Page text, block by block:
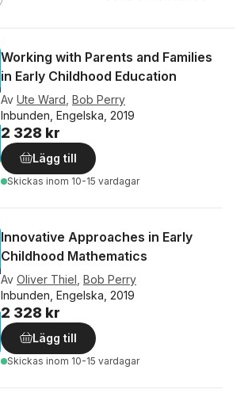
Working with Parents and Families
in Early Childhood Education
Av Ute Ward Bob Perry
Inbunden, Engelska, 2019
2 328 kr
Lägg till
Skickas inom 10-15 vardagar
Innovative Approaches in Early
Childhood Mathematics
Av Oliver Thiel Bob Perry
Inbunden, Engelska, 2019
2 328 kr
Lägg till
Skickas inom 10-15 vardagar